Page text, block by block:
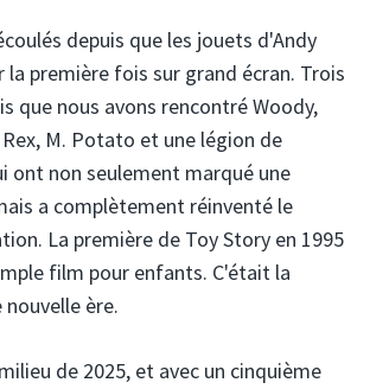
depuis que les jouets d'Andy
la première fois sur grand écran. Trois
que nous avons rencontré Woody,
M. Potato et une légion de
ont non seulement marqué une
a complètement réinventé le
La première de Toy Story en 1995
film pour enfants. C'était la
nouvelle ère.
de 2025, et avec un cinquième